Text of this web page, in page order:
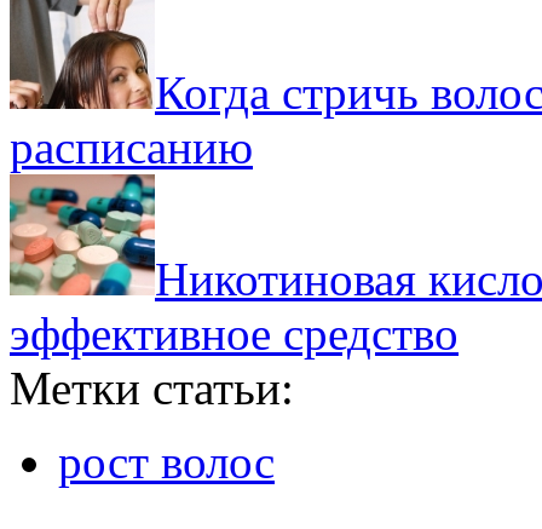
Когда стричь
расписанию
Никотиновая
эффективное средство
Метки статьи:
рост волос